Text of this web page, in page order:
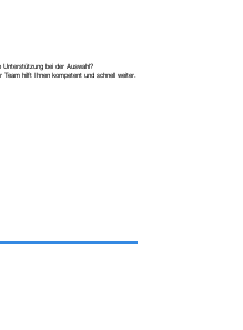
Unterstützung bei der Auswahl?
Team hilft Ihnen kompetent und schnell weiter.